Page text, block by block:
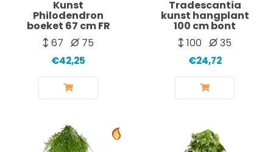
Kunst
Philodendron
boeket 67 cm FR
67
75
€42,25
Tradescantia
kunst hangplant
100 cm bont
100
35
€24,72